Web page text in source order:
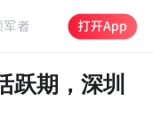
跃期，深圳